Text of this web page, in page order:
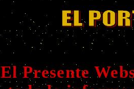
El Presente